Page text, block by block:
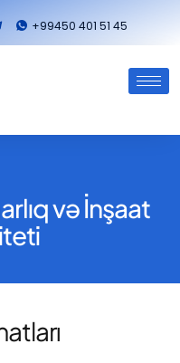
+99450 401 51 45
və İnşaat